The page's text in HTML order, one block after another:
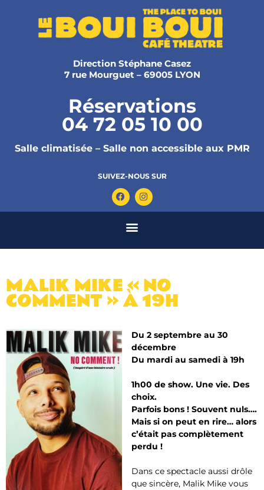
Direction Stéphane Casez
7 rue Mourguet – 69005 LYON
Réservations
04 72 05 10 00
Salle climatisée – Salle non accessible aux PMR
SUIVEZ-NOUS SUR
MALIK MIKE « NO
COMMENT » À 19H
Du 2 septembre au 30
décembre
Du mardi au samedi à 19h
1h00 de show. Une vie. Des
choix.
Parfois bons ! Souvent nuls….
Mais si on peut en rire… alors
c’était pas complètement
perdu !
Dans ce spectacle aussi drôle
que sincère, Malik Mike vous